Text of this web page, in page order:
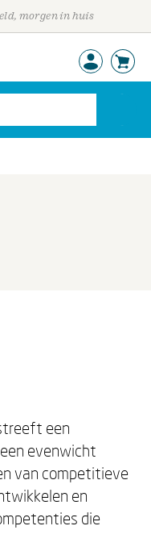
morgen in huis
een
evenwicht
van competitieve
en
die